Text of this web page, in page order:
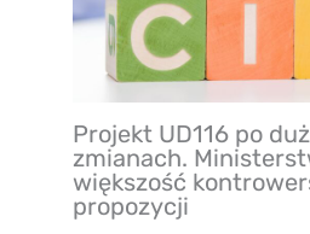
Projekt UD116 po
zmianach.
większość
propozycji